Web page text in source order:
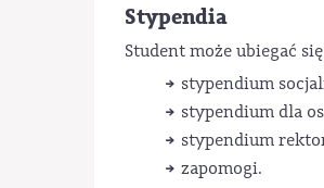
Stypendia
Student może ubiegać
stypendium
stypendium dla
stypendium
zapomogi.